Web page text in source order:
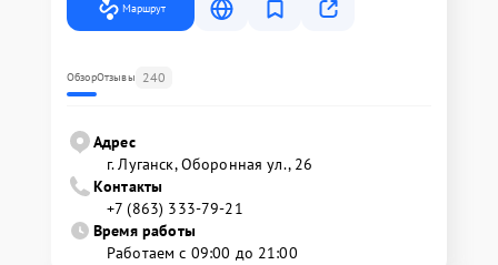
Маршрут
ОбзорОтзывы 240
Адрес
г. Луганск, Оборонная ул., 26
Контакты
+7 (863) 333-79-21
Время работы
Работаем с 09:00 до 21:00